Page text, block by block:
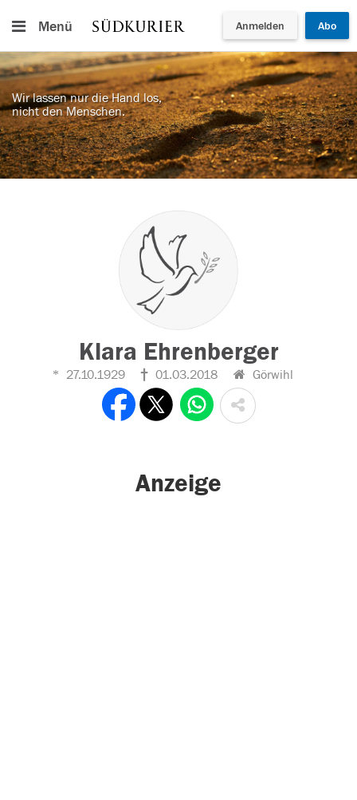
Menü Anmelden Abo
Wir lassen nur die Hand los,
nicht den Menschen.
Klara Ehrenberger
27.10.1929 01.03.2018 Görwihl
Anzeige